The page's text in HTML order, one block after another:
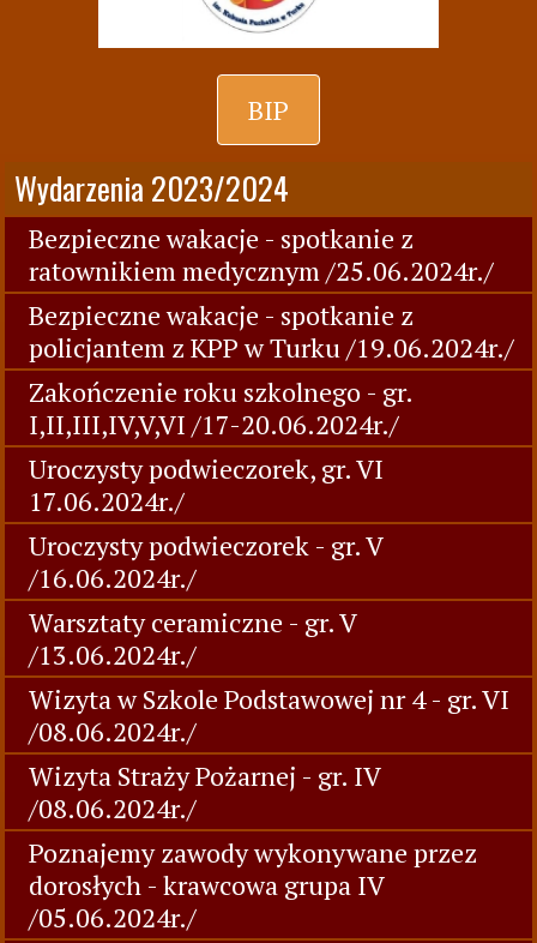
BIP
Wydarzenia 2023/2024
Bezpieczne wakacje - spotkanie z
ratownikiem medycznym /25.06.2024r./
Bezpieczne wakacje - spotkanie z
policjantem z KPP w Turku /19.06.2024r./
Zakończenie roku szkolnego - gr.
I,II,III,IV,V,VI /17-20.06.2024r./
Uroczysty podwieczorek, gr. VI
17.06.2024r./
Uroczysty podwieczorek - gr. V
/16.06.2024r./
Warsztaty ceramiczne - gr. V
/13.06.2024r./
Wizyta w Szkole Podstawowej nr 4 - gr. VI
/08.06.2024r./
Wizyta Straży Pożarnej - gr. IV
/08.06.2024r./
Poznajemy zawody wykonywane przez
dorosłych - krawcowa grupa IV
/05.06.2024r./